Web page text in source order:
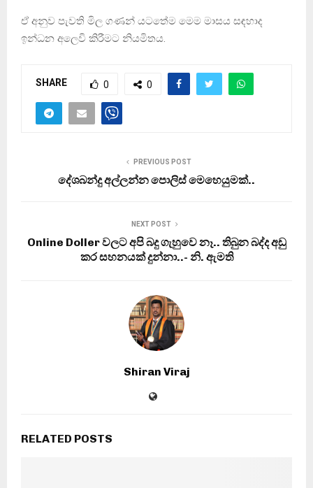
ඒ අනුව පැවති මිල ගණන් යටතේම මෙම මාසය සඳහාද
ඉන්ධන අලෙවි කිරීමට නියමිතය.
SHARE 0 0
PREVIOUS POST
දේශබන්දු අල්ලන්න පොලිස් මෙහෙයුමක්..
NEXT POST
Online Doller වලට අපි බදු ගැහුවෙ නෑ.. තිබුන බද්ද අඩු
කර සහනයක් දුන්නා..- නි. ඇමති
Shiran Viraj
RELATED POSTS